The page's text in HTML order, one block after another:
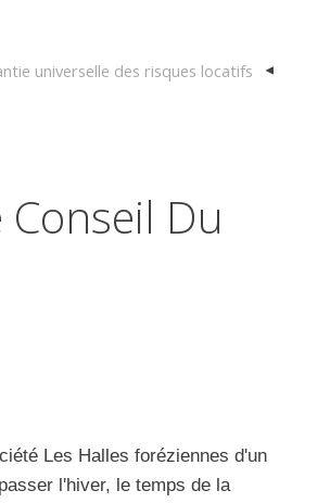
universelle des risques locatifs
Du
Les Halles foréziennes d'un
l'hiver, le temps de la